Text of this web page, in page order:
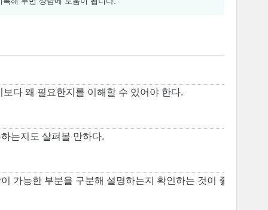
다 왜 필요한지를 이해할 수 있어야 한다.
는지도 살펴볼 만하다.
가능한 부분을 구분해 설명하는지 확인하는 것이 좋